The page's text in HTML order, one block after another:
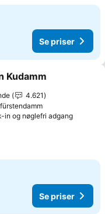
Se priser
Kudamm
4.621
in og nøglefri adgangSe
Se priser